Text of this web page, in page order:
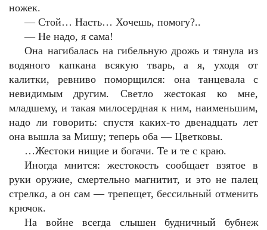
ножек.
— Стой… Насть… Хочешь, помогу?..
— Не надо, я сама!
Она нагибалась на гибельную дрожь и тянула из
водяного капкана всякую тварь, а я, уходя от
калитки, ревниво поморщился: она танцевала с
невидимым другим. Светло жестокая ко мне,
младшему, и такая милосердная к ним, наименьшим,
надо ли говорить: спустя каких-то двенадцать лет
она вышла за Мишу; теперь оба — Цветковы.
…Жестоки нищие и богачи. Те и те с краю.
Иногда мнится: жестокость сообщает взятое в
руки оружие, смертельно магнитит, и это не палец
стрелка, а он сам — трепещет, бессильный отменить
крючок.
На войне всегда слышен будничный бубнеж